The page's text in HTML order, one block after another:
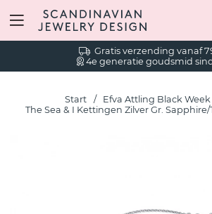
Gratis verzending vanaf
4e generatie goudsmid
Start
Efva Attling Black Week
The Sea & I Kettingen Zilver Gr.